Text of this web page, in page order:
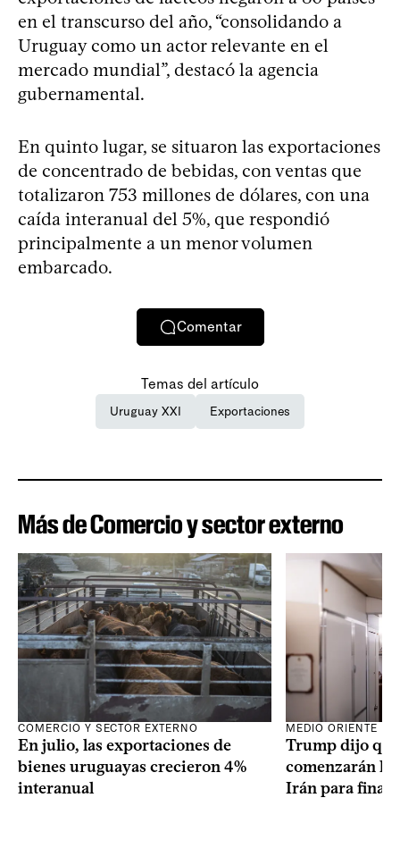
en el transcurso del año, “consolidando a
Uruguay como un actor relevante en el
mercado mundial”, destacó la agencia
gubernamental.
En quinto lugar, se situaron las exportaciones
de concentrado de bebidas, con ventas que
totalizaron 753 millones de dólares, con una
caída interanual del 5%, que respondió
principalmente a un menor volumen
embarcado.
Comentar
Temas del artículo
Uruguay XXI Exportaciones
Más de Comercio y sector externo
COMERCIO Y SECTOR EXTERNO
En julio, las exportaciones de
bienes uruguayas crecieron 4%
interanual
MEDIO ORIENTE
Trump dijo
comenzarán
Irán para